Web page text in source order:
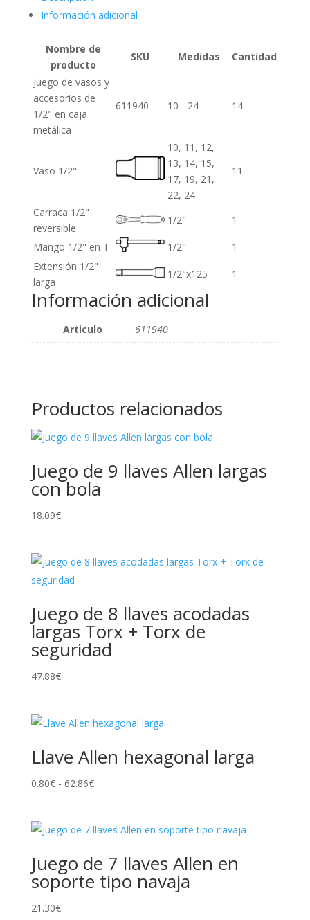
Información adicional
Nombre de
producto
SKU Medidas
Cantidad
Juego de vasos y
accesorios de
1/2" en caja
metálica
611940 10 - 24 14
Vaso 1/2"
10, 11, 12,
13, 14, 15,
17, 19, 21,
22, 24
11
Carraca 1/2"
reversible
1/2" 1
Mango 1/2" en T 1/2"
1
Extensión 1/2"
larga
1/2"x125 1
Información adicional
Articulo 611940
Productos relacionados
Juego de 9 llaves Allen largas
con bola
18.09€
Juego de 8 llaves acodadas
largas Torx + Torx de
seguridad
47.88€
Llave Allen hexagonal larga
0.80€ - 62.86€Rango
desde
hasta
62.86€
Juego de 7 llaves Allen en
soporte tipo navaja
21.30€